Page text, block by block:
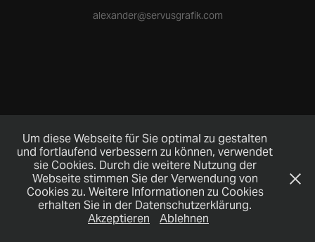
alexander@servusgrafik.com
Um diese Webseite für Sie optimal zu gestalten
und fortlaufend verbessern zu können, verwendet
sie Cookies. Durch die weitere Nutzung der
Webseite stimmen Sie der Verwendung von
Cookies zu. Weitere Informationen zu Cookies
erhalten Sie in der Datenschutzerklärung.
Akzeptieren
Ablehnen